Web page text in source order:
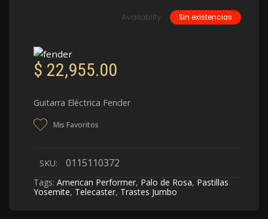
Availablity Sin existencias
$ 22,955.00
Guitarra Eléctrica Fender
Mis Favoritos
SKU: 0115110372
Tags: American Performer, Palo de Rosa, Pastillas
Yosemite, Telecaster, Trastes Jumbo